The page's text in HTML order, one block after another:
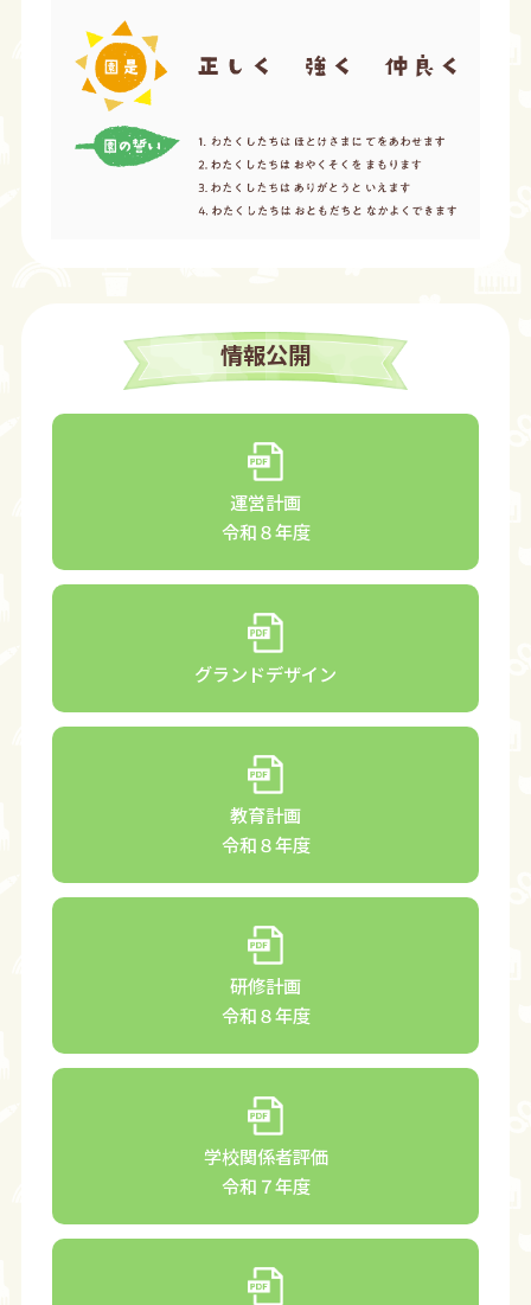
情報公開
運営計画
令和８年度
グランドデザイン
教育計画
令和８年度
研修計画
令和８年度
学校関係者評価
令和７年度